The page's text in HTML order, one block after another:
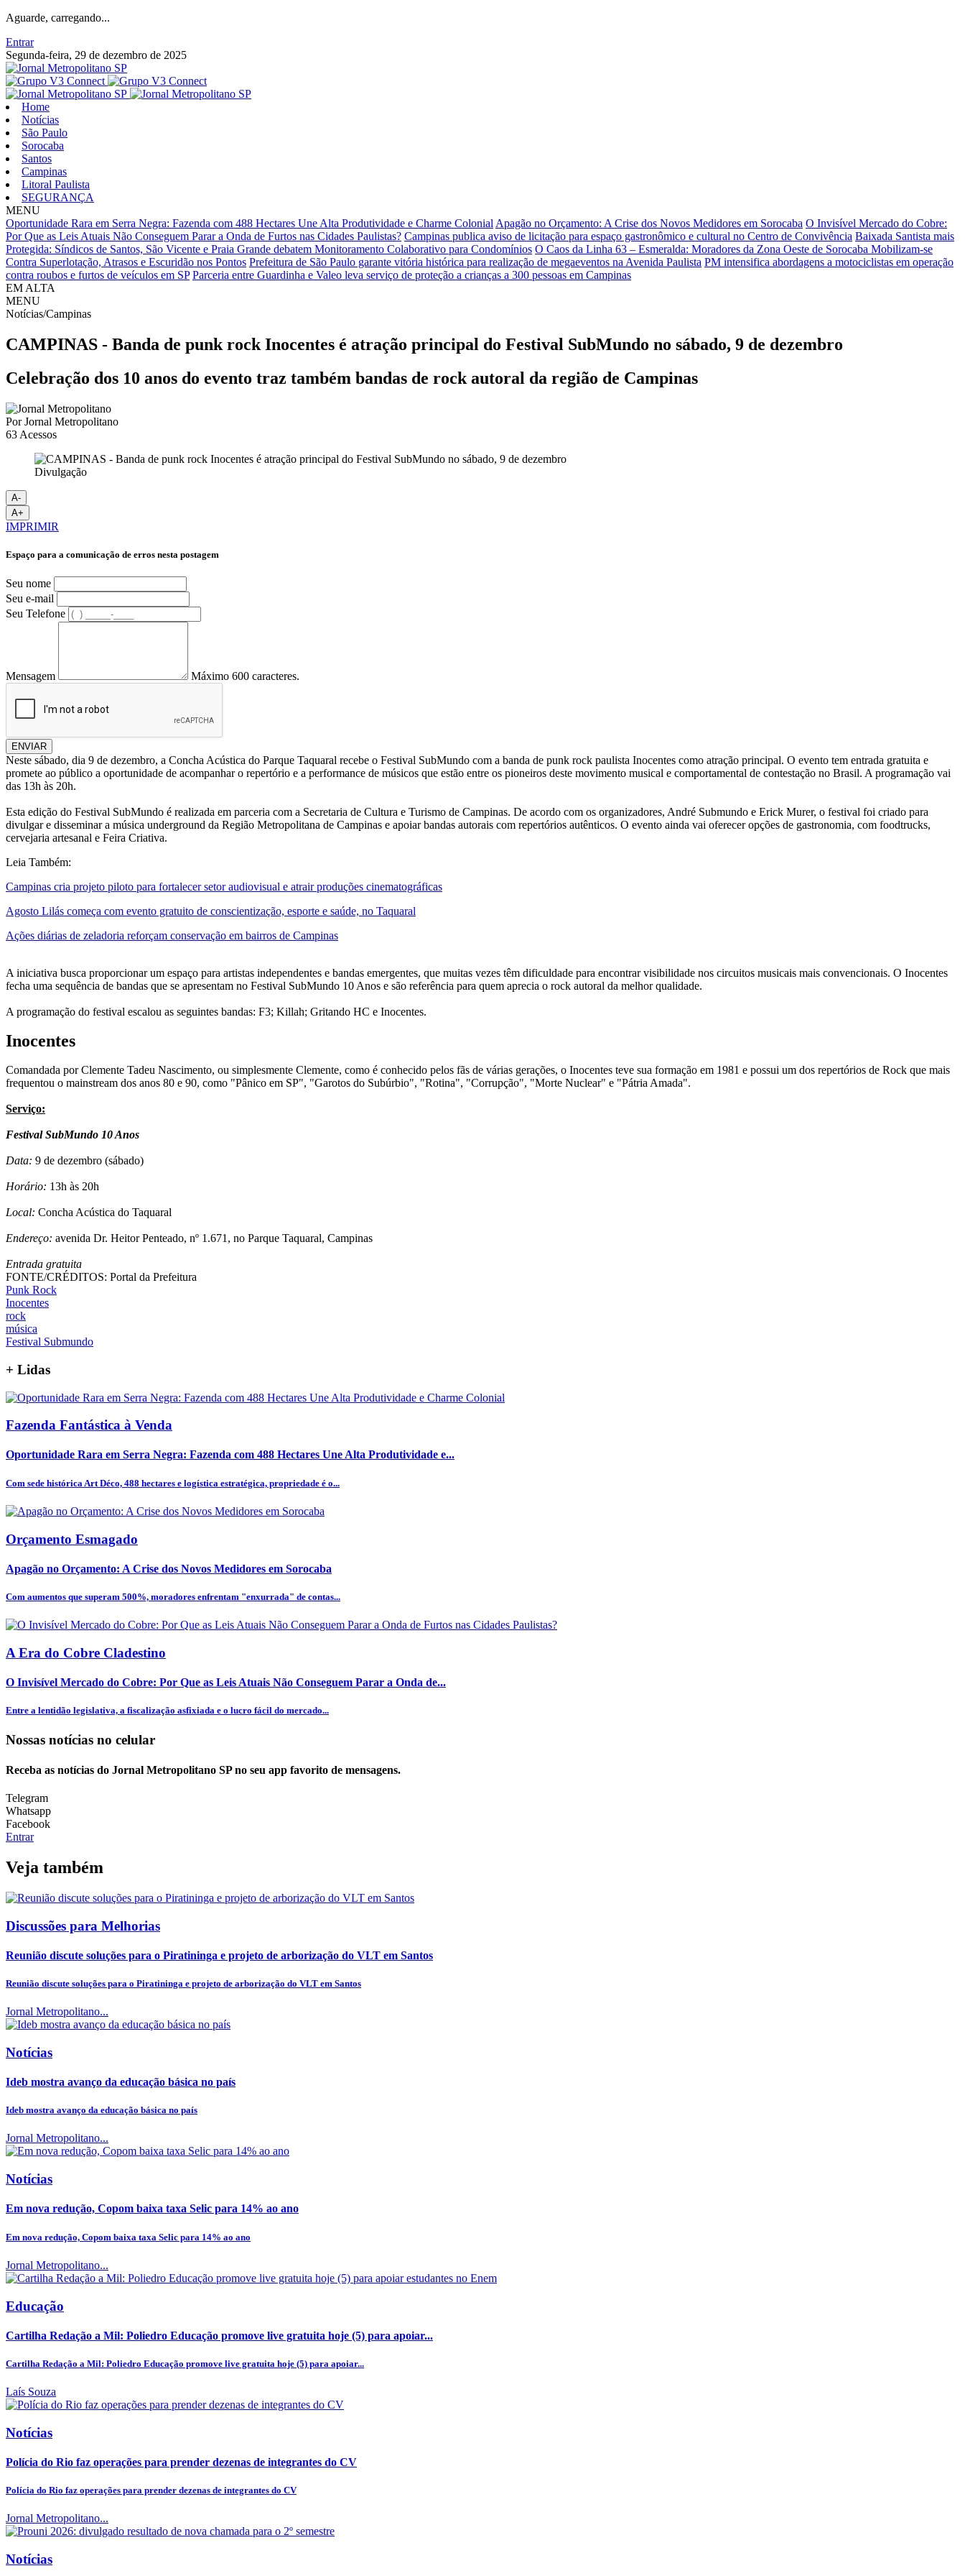
Aguarde, carregando...
Entrar
Segunda-feira, 29 de dezembro de 2025
Home
Notícias
São Paulo
Sorocaba
Santos
Campinas
Litoral Paulista
SEGURANÇA
MENU
Oportunidade Rara em Serra Negra: Fazenda com 488 Hectares Une Alta Produtividade e Charme Colonial Apagão no Orçamento: A Crise dos Novos Medidores em Sorocaba O Invisível Mercado do Cobre:
Por Que as Leis Atuais Não Conseguem Parar a Onda de Furtos nas Cidades Paulistas? Campinas publica aviso de licitação para espaço gastronômico e cultural no Centro de Convivência Baixada Santista mais
Protegida: Síndicos de Santos, São Vicente e Praia Grande debatem Monitoramento Colaborativo para Condomínios O Caos da Linha 63 – Esmeralda: Moradores da Zona Oeste de Sorocaba Mobilizam-se
Contra Superlotação, Atrasos e Escuridão nos Pontos Prefeitura de São Paulo garante vitória histórica para realização de megaeventos na Avenida Paulista PM intensifica abordagens a motociclistas em operação
contra roubos e furtos de veículos em SP Parceria entre Guardinha e Valeo leva serviço de proteção a crianças a 300 pessoas em Campinas
EM ALTA
MENU
Notícias/Campinas
CAMPINAS - Banda de punk rock Inocentes é atração principal do Festival SubMundo no sábado, 9 de dezembro
Celebração dos 10 anos do evento traz também bandas de rock autoral da região de Campinas
PorJornal Metropolitano
63 Acessos
Divulgação
A-
A+
IMPRIMIR
Espaço para a comunicação de erros nesta postagem
Seu nome
Seu e-mail
Seu Telefone
Mensagem Máximo 600 caracteres.
ENVIAR
Neste sábado, dia 9 de dezembro, a Concha Acústica do Parque Taquaral recebe o Festival SubMundo com a banda de punk rock paulista Inocentes como atração principal. O evento tem entrada gratuita e
promete ao público a oportunidade de acompanhar o repertório e a performance de músicos que estão entre os pioneiros deste movimento musical e comportamental de contestação no Brasil. A programação vai
das 13h às 20h.
Esta edição do Festival SubMundo é realizada em parceria com a Secretaria de Cultura e Turismo de Campinas. De acordo com os organizadores, André Submundo e Erick Murer, o festival foi criado para
divulgar e disseminar a música underground da Região Metropolitana de Campinas e apoiar bandas autorais com repertórios autênticos. O evento ainda vai oferecer opções de gastronomia, com foodtrucks,
cervejaria artesanal e Feira Criativa.
Leia Também:
Campinas cria projeto piloto para fortalecer setor audiovisual e atrair produções cinematográficas
Agosto Lilás começa com evento gratuito de conscientização, esporte e saúde, no Taquaral
Ações diárias de zeladoria reforçam conservação em bairros de Campinas
A iniciativa busca proporcionar um espaço para artistas independentes e bandas emergentes, que muitas vezes têm dificuldade para encontrar visibilidade nos circuitos musicais mais convencionais. O Inocentes
fecha uma sequência de bandas que se apresentam no Festival SubMundo 10 Anos e são referência para quem aprecia o rock autoral da melhor qualidade.
A programação do festival escalou as seguintes bandas: F3; Killah; Gritando HC e Inocentes.
Inocentes
Comandada por Clemente Tadeu Nascimento, ou simplesmente Clemente, como é conhecido pelos fãs de várias gerações, o Inocentes teve sua formação em 1981 e possui um dos repertórios de Rock que mais
frequentou o mainstream dos anos 80 e 90, como "Pânico em SP", "Garotos do Subúrbio", "Rotina", "Corrupção", "Morte Nuclear" e "Pátria Amada".
Serviço:
Festival SubMundo 10 Anos
Data: 9 de dezembro (sábado)
Horário: 13h às 20h
Local: Concha Acústica do Taquaral
Endereço: avenida Dr. Heitor Penteado, nº 1.671, no Parque Taquaral, Campinas
Entrada gratuita
FONTE/CRÉDITOS: Portal da Prefeitura
Punk Rock
Inocentes
rock
música
Festival Submundo
+ Lidas
Fazenda Fantástica à Venda
Oportunidade Rara em Serra Negra: Fazenda com 488 Hectares Une Alta Produtividade e...
Com sede histórica Art Déco, 488 hectares e logística estratégica, propriedade é o...
Orçamento Esmagado
Apagão no Orçamento: A Crise dos Novos Medidores em Sorocaba
Com aumentos que superam 500%, moradores enfrentam "enxurrada" de contas...
A Era do Cobre Cladestino
O Invisível Mercado do Cobre: Por Que as Leis Atuais Não Conseguem Parar a Onda de...
Entre a lentidão legislativa, a fiscalização asfixiada e o lucro fácil do mercado...
Nossas notícias no celular
Receba as notícias do Jornal Metropolitano SP no seu app favorito de mensagens.
Telegram
Whatsapp
Facebook
Entrar
Veja também
Discussões para Melhorias
Reunião discute soluções para o Piratininga e projeto de arborização do VLT em Santos
Reunião discute soluções para o Piratininga e projeto de arborização do VLT em Santos
Jornal Metropolitano...
Notícias
Ideb mostra avanço da educação básica no país
Ideb mostra avanço da educação básica no país
Jornal Metropolitano...
Notícias
Em nova redução, Copom baixa taxa Selic para 14% ao ano
Em nova redução, Copom baixa taxa Selic para 14% ao ano
Jornal Metropolitano...
Educação
Cartilha Redação a Mil: Poliedro Educação promove live gratuita hoje (5) para apoiar...
Cartilha Redação a Mil: Poliedro Educação promove live gratuita hoje (5) para apoiar...
Laís Souza
Notícias
Polícia do Rio faz operações para prender dezenas de integrantes do CV
Polícia do Rio faz operações para prender dezenas de integrantes do CV
Jornal Metropolitano...
Notícias